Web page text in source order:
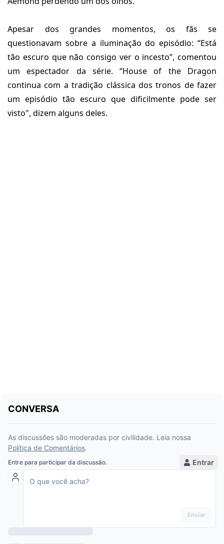
Apesar dos grandes momentos, os fãs se
questionavam sobre a iluminação do episódio: “Está
tão escuro que não consigo ver o incesto”, comentou
um espectador da série. “House of the Dragon
continua com a tradição clássica dos tronos de fazer
um episódio tão escuro que dificilmente pode ser
visto", dizem alguns deles.